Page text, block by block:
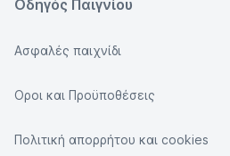
Οδηγός Παιγνίου
Ασφαλές παιχνίδι
Οροι και Προϋποθέσεις
Πολιτική απορρήτου και cookies